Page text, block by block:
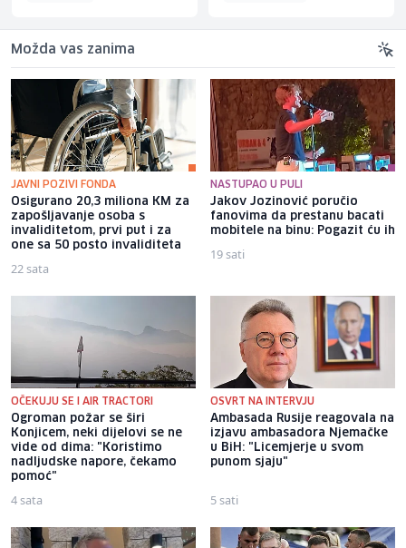
Možda vas zanima
JAVNI POZIVI FONDA
Osigurano 20,3 miliona KM za
zapošljavanje osoba s
invaliditetom, prvi put i za
one sa 50 posto invaliditeta
22 sata
NASTUPAO U PULI
Jakov Jozinović poručio
fanovima da prestanu bacati
mobitele na binu: Pogazit ću ih
19 sati
OČEKUJU SE I AIR TRACTORI
Ogroman požar se širi
Konjicem, neki dijelovi se ne
vide od dima: "Koristimo
nadljudske napore, čekamo
pomoć"
4 sata
OSVRT NA INTERVJU
Ambasada Rusije reagovala na
izjavu ambasadora Njemačke
u BiH: "Licemjerje u svom
punom sjaju"
5 sati